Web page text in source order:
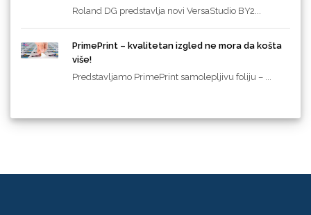
Roland DG predstavlja novi VersaStudio BY2...
PrimePrint – kvalitetan izgled ne mora da košta
više!
Predstavljamo PrimePrint samolepljivu foliju – ...